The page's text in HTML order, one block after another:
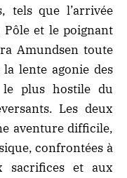
tels que l’arrivée
Pôle et le poignant
Amundsen toute
la lente agonie des
plus hostile du
Les deux
aventure difficile,
confrontées à
sacrifices et aux